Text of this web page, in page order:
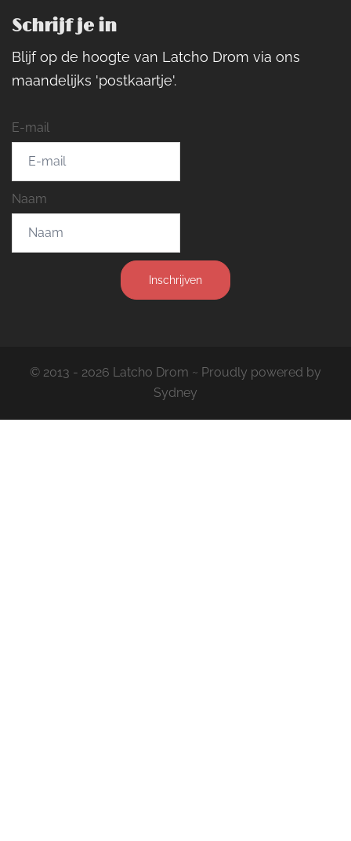
Schrijf je in
Blijf op de hoogte van Latcho Drom via ons
maandelijks 'postkaartje'.
E-mail
Naam
Inschrijven
© 2013 - 2026 Latcho Drom ~ Proudly powered by
Sydney